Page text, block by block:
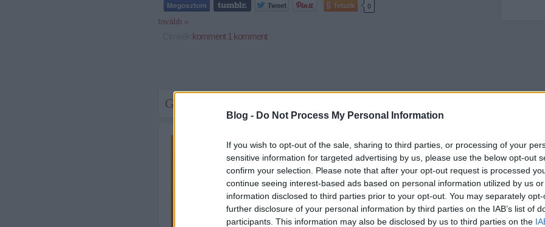
Blog - Do Not Process My Personal Information
If you wish to opt-out of the sale, sharing to third parties, or processing of your
sensitive information for targeted advertising by us, please use the below opt-out
confirm your selection. Please note that after your opt-out request is processed
continue seeing interest-based ads based on personal information utilized by us
information disclosed to third parties prior to your opt-out. You may separately
further disclosure of your personal information by third parties on the IAB’s list of
participants. This information may also be disclosed by us to third parties on the
Tetszik 0
tovább »
komment 1 komment
G.I. Joe Episode IV: New Hope
beszámolókat a filmekről, mert ha 2-3-at megnéz az ember, már
rontja a moziélményt. A Kobra Baljós Árnyéka volt az első, amiről